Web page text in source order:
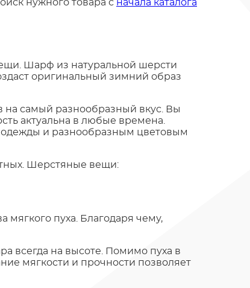
Шарф из натуральной шерсти
оригинальный зимний образ
на самый разнообразный вкус. Вы
актуальна в любые времена.
одежды и разнообразным цветовым
Шерстяные вещи:
мягкого пуха. Благодаря чему,
всегда на высоте. Помимо пуха в
мягкости и прочности позволяет